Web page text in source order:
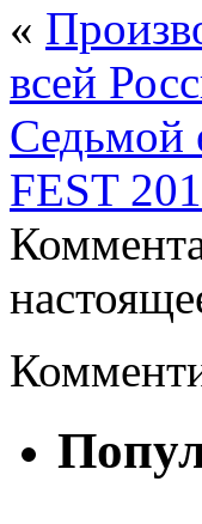
«
всей
Седьмой
FEST